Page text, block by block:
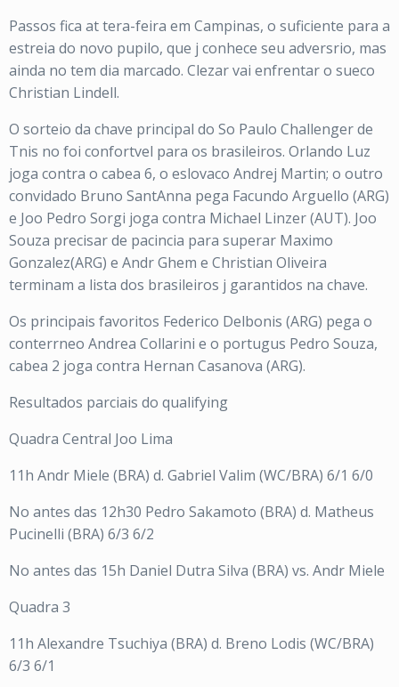
Passos fica at tera-feira em Campinas, o suficiente para a
estreia do novo pupilo, que j conhece seu adversrio, mas
ainda no tem dia marcado. Clezar vai enfrentar o sueco
Christian Lindell.
O sorteio da chave principal do So Paulo Challenger de
Tnis no foi confortvel para os brasileiros. Orlando Luz
joga contra o cabea 6, o eslovaco Andrej Martin; o outro
convidado Bruno SantAnna pega Facundo Arguello (ARG)
e Joo Pedro Sorgi joga contra Michael Linzer (AUT). Joo
Souza precisar de pacincia para superar Maximo
Gonzalez(ARG) e Andr Ghem e Christian Oliveira
terminam a lista dos brasileiros j garantidos na chave.
Os principais favoritos Federico Delbonis (ARG) pega o
conterrneo Andrea Collarini e o portugus Pedro Souza,
cabea 2 joga contra Hernan Casanova (ARG).
Resultados parciais do qualifying
Quadra Central Joo Lima
11h Andr Miele (BRA) d. Gabriel Valim (WC/BRA) 6/1 6/0
No antes das 12h30 Pedro Sakamoto (BRA) d. Matheus
Pucinelli (BRA) 6/3 6/2
No antes das 15h Daniel Dutra Silva (BRA) vs. Andr Miele
Quadra 3
11h Alexandre Tsuchiya (BRA) d. Breno Lodis (WC/BRA)
6/3 6/1